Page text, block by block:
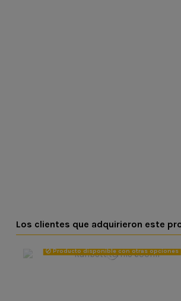
Los clientes que adquirieron este
Producto disponible con otras opciones